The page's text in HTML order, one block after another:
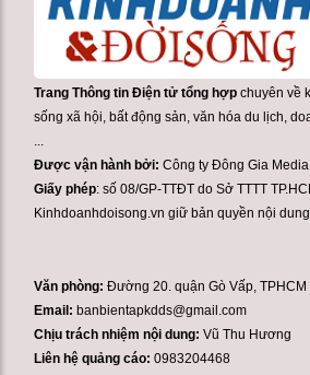
Trang Thông tin Điện tử tổng hợp chuyên về
sống xã hội, bất động sản, văn hóa du lịch,
...
Được vận hành bởi:Công ty Đông Gia Media
Giấy phép: số 08/GP-TTĐT do Sở TTTT
Kinhdoanhdoisong.vn giữ bản quyền nội
Văn phòng:Đường 20. quận Gò Vấp, TPHCM
Email: banbientapkdds@gmail.com
Chịu trách nhiệm nội dung: Vũ Thu Hương
Liên hệ quảng cáo:0983204468